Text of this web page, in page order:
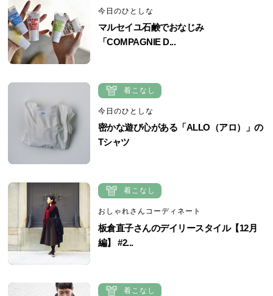
今日のひとしな
マルセイユ石鹸でおなじみ
「COMPAGNIE D...
着こなし
今日のひとしな
密かな遊び心がある「ALLO（アロ）」の
Tシャツ
着こなし
おしゃれさんコーディネート
板倉直子さんのデイリースタイル【12月
編】 #2...
着こなし